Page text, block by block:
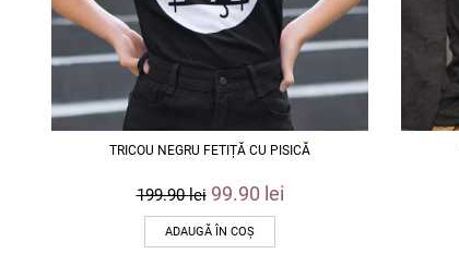
TRICOU NEGRU FETIȚĂ CU PISICĂ
199.90lei 99.90 lei
ADAUGĂ ÎN COȘ